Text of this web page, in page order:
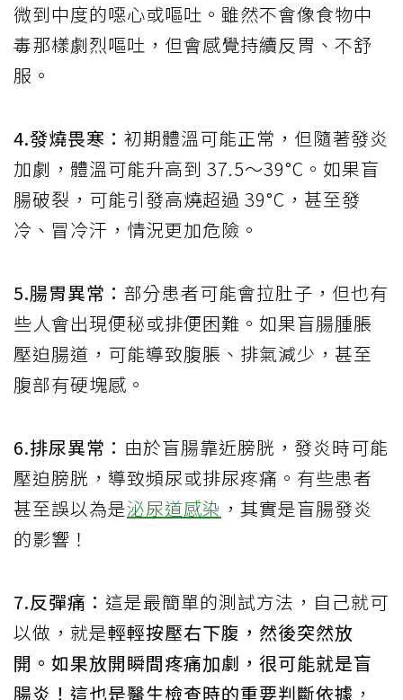
微到中度的噁心或嘔吐。雖然不會像食物中
毒那樣劇烈嘔吐，但會感覺持續反胃、不舒
服。
4.發燒畏寒： 初期體溫可能正常，但隨著發炎
加劇，體溫可能升高到 37.5～39°C。如果盲
腸破裂，可能引發高燒超過 39°C，甚至發
冷、冒冷汗，情況更加危險。
5.腸胃異常： 部分患者可能會拉肚子，但也有
些人會出現便秘或排便困難。如果盲腸腫脹
壓迫腸道，可能導致腹脹、排氣減少，甚至
腹部有硬塊感。
6.排尿異常： 由於盲腸靠近膀胱，發炎時可能
壓迫膀胱，導致頻尿或排尿疼痛。有些患者
甚至誤以為是泌尿道感染 ，其實是盲腸發炎
的影響！
7.反彈痛： 這是最簡單的測試方法，自己就可
以做，就是輕輕按壓右下腹，然後突然放
開。如果放開瞬間疼痛加劇，很可能就是盲
腸炎！這也是醫生檢查時的重要判斷依據 ，